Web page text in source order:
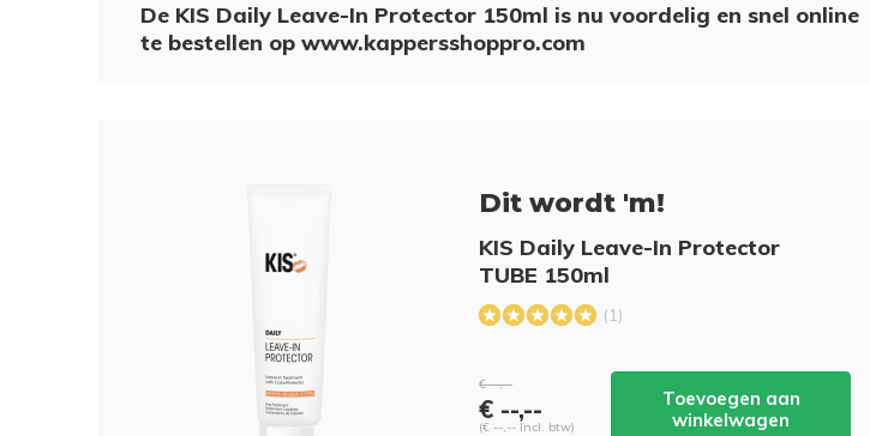
De KIS Daily Leave-In Protector 150ml is nu voordelig en snel online
te bestellen op www.kappersshoppro.com
Dit wordt 'm!
KIS Daily Leave-In Protector
TUBE 150ml
(1)
€ --,--
€ --,--
(€ --,-- Incl. btw)
Toevoegen aan
winkelwagen